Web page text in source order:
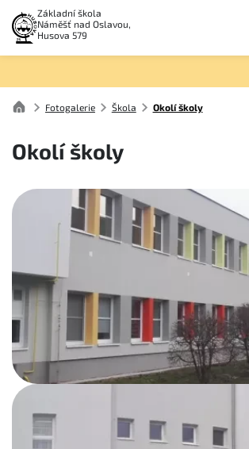
Základní škola
Náměšť nad Oslavou,
Husova 579
Fotogalerie Škola Okolí školy
Okolí školy